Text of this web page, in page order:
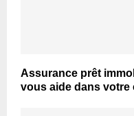
Assurance prêt
vous aide dans votre